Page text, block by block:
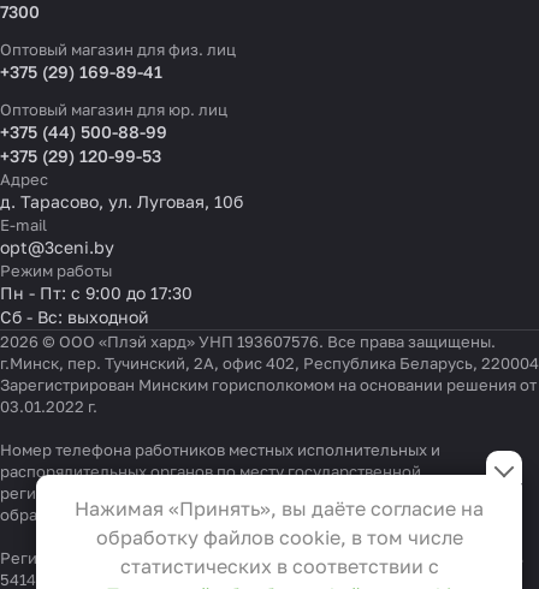
7300
Оптовый магазин для физ. лиц
+375 (29) 169-89-41
Оптовый магазин для юр. лиц
+375 (44) 500-88-99
+375 (29) 120-99-53
Адрес
д. Тарасово, ул. Луговая, 10б
E-mail
opt@3ceni.by
Режим работы
Пн - Пт: с 9:00 до 17:30
Сб - Вс: выходной
2026 © ООО «Плэй хард» УНП 193607576. Все права защищены.
г.Минск, пер. Тучинский, 2А, офис 402, Республика Беларусь, 220004
Зарегистрирован Минским горисполкомом на основании решения от
03.01.2022 г.
Номер телефона работников местных исполнительных и
распорядительных органов по месту государственной
регистрации ООО «Плэй хард», уполномоченных рассматривать
обращения покупателей:+375 17 323-41-58,+375 17 370-30-64
Регистрационный номер в Торговом реестре Республики Беларусь
541404 от 19.09.2022
Настройки файлов cookie
Функциональные
Эти файлы необходимы для
функционирования сайта и не
могут быть отключены в наших
Нажимая «Принять», вы даёте согласие на
обработку файлов cookie, в том числе
статистических в соответствии с